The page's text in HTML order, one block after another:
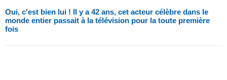
Oui, c'est bien lui ! Il y a 42 ans, cet acteur célèbre dans le
monde entier passait à la télévision pour la toute première
fois